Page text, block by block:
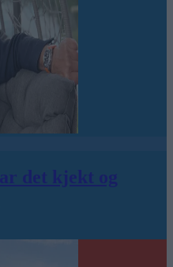
det kjekt og